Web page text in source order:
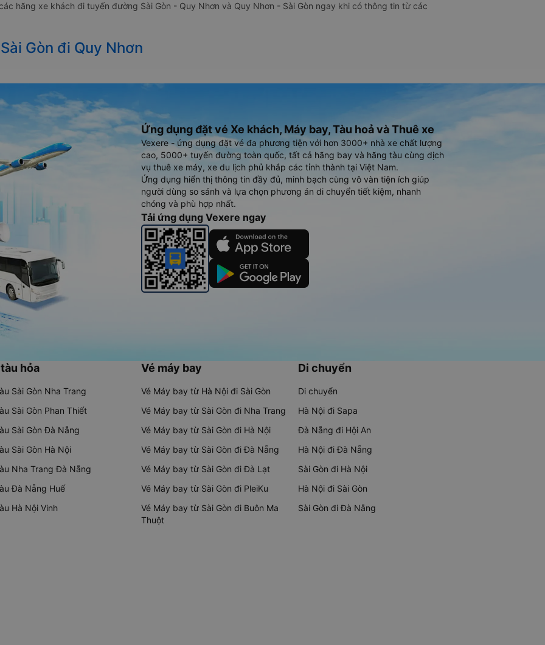
hãng xe khách đi tuyến đường Sài Gòn - Quy Nhơn và Quy Nhơn - Sài Gòn ngay khi có thông tin từ các
Gòn đi Quy Nhơn
Ứng dụng đặt vé Xe khách, Máy bay, Tàu hoả và Thuê xe
Vexere - ứng dụng đặt vé đa phương tiện với hơn 3000+ nhà xe chất lượng
cao, 5000+ tuyến đường toàn quốc, tất cả hãng bay và hãng tàu cùng dịch
vụ thuê xe máy, xe du lịch phủ khắp các tỉnh thành tại Việt Nam.
Ứng dụng hiển thị thông tin đầy đủ, minh bạch cùng vô vàn tiện ích giúp
người dùng so sánh và lựa chọn phương án di chuyển tiết kiệm, nhanh
chóng và phù hợp nhất.
Tải ứng dụng Vexere ngay
hỏa
Sài Gòn Nha Trang
Sài Gòn Phan Thiết
Sài Gòn Đà Nẵng
Sài Gòn Hà Nội
Nha Trang Đà Nẵng
Đà Nẵng Huế
Hà Nội Vinh
Vé máy bay
Vé Máy bay từ Hà Nội đi Sài Gòn
Vé Máy bay từ Sài Gòn đi Nha Trang
Vé Máy bay từ Sài Gòn đi Hà Nội
Vé Máy bay từ Sài Gòn đi Đà Nẵng
Vé Máy bay từ Sài Gòn đi Đà Lạt
Vé Máy bay từ Sài Gòn đi PleiKu
Vé Máy bay từ Sài Gòn đi Buôn Ma
Thuột
Di chuyển
Di chuyển
Hà Nội đi Sapa
Đà Nẵng đi Hội An
Hà Nội đi Đà Nẵng
Sài Gòn đi Hà Nội
Hà Nội đi Sài Gòn
Sài Gòn đi Đà Nẵng